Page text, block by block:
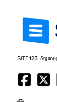
SITE123: